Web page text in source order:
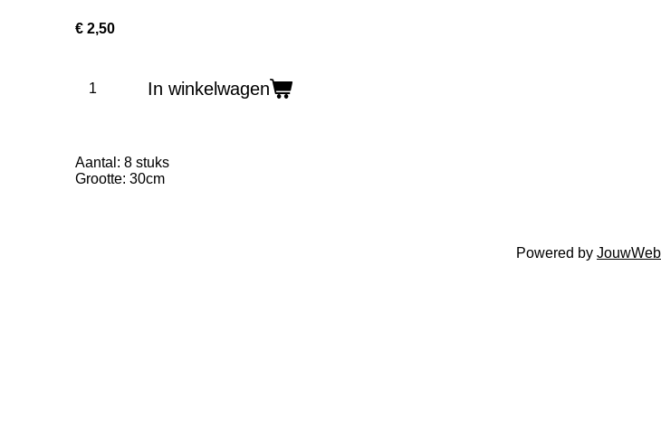
€ 2,50
In winkelwagen
Aantal: 8 stuks
Grootte: 30cm
Powered by JouwWeb